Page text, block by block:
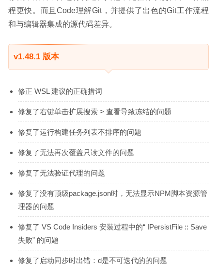
程更快。而且Code理解Git，并提供了出色的Git工作流程
和与编辑器集成的源代码差异。
v1.48.1 版本
修正 WSL 建议的正确措词
修复了右键单击扩展搜索 > 查看导致冻结的问题
修复了运行构建任务列表不排序的问题
修复了无法再次覆盖只读文件的问题
修复了无法验证代理的问题
修复了没有顶级package.json时，无法显示NPM脚本资源管
理器的问题
修复了 VS Code Insiders 安装过程中的“ IPersistFile :: Save
失败” 的问题
修复了启动同步时出错：d是不可迭代的的问题